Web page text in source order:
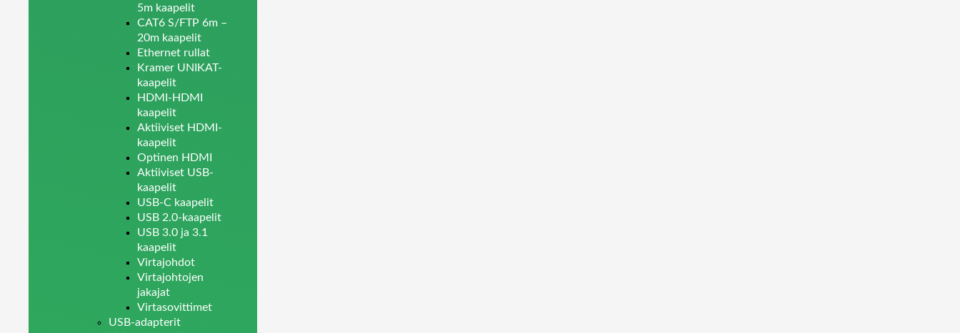
5m kaapelit
CAT6 S/FTP 6m –
20m kaapelit
Ethernet rullat
Kramer UNIKAT-
kaapelit
HDMI-HDMI
kaapelit
Aktiiviset HDMI-
kaapelit
Optinen HDMI
Aktiiviset USB-
kaapelit
USB-C kaapelit
USB 2.0-kaapelit
USB 3.0 ja 3.1
kaapelit
Virtajohdot
Virtajohtojen
jakajat
Virtasovittimet
USB-adapterit